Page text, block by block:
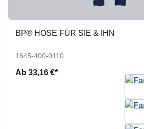
BP® HOSE FÜR SIE & IHN
1645-400-0110
Ab 33,16 €*